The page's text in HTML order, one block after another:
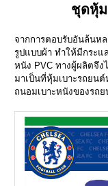
ชุดหุ้ม
จากการตอบรับอันล้นห
รูปแบบผ้า ทำให้มีกระแ
หนัง PVC ทางผู้ผลิตจึ
มาเป็นที่หุ้มเบาะรถยน
ถนอมเบาะหนังของรถ